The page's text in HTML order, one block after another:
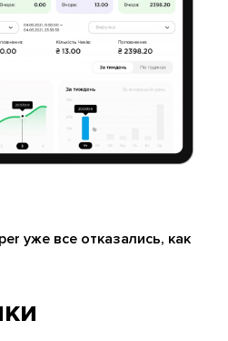
уже все отказались, как